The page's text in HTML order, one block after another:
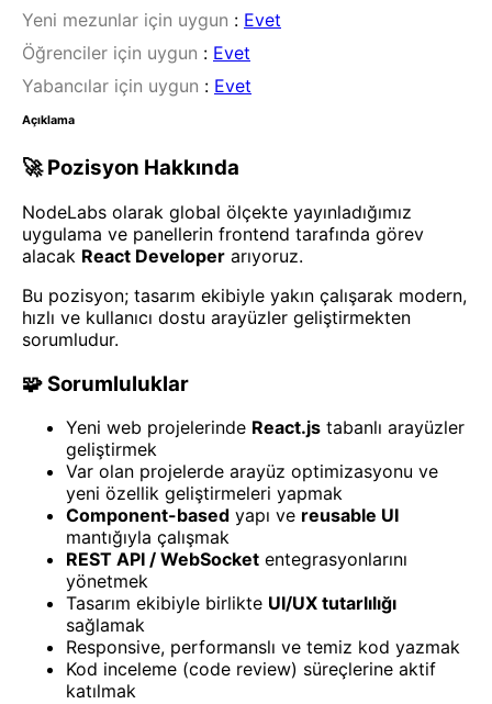
Yeni mezunlar için uygun : Evet
Öğrenciler için uygun : Evet
Yabancılar için uygun : Evet
Açıklama
🚀 Pozisyon Hakkında
NodeLabs olarak global ölçekte yayınladığımız
uygulama ve panellerin frontend tarafında görev
alacak React Developer arıyoruz.
Bu pozisyon; tasarım ekibiyle yakın çalışarak modern,
hızlı ve kullanıcı dostu arayüzler geliştirmekten
sorumludur.
🧩 Sorumluluklar
Yeni web projelerinde React.js tabanlı arayüzler
geliştirmek
Var olan projelerde arayüz optimizasyonu ve
yeni özellik geliştirmeleri yapmak
Component-based yapı ve reusable UI
mantığıyla çalışmak
REST API / WebSocket entegrasyonlarını
yönetmek
Tasarım ekibiyle birlikte UI/UX tutarlılığı
sağlamak
Responsive, performanslı ve temiz kod yazmak
Kod inceleme (code review) süreçlerine aktif
katılmak